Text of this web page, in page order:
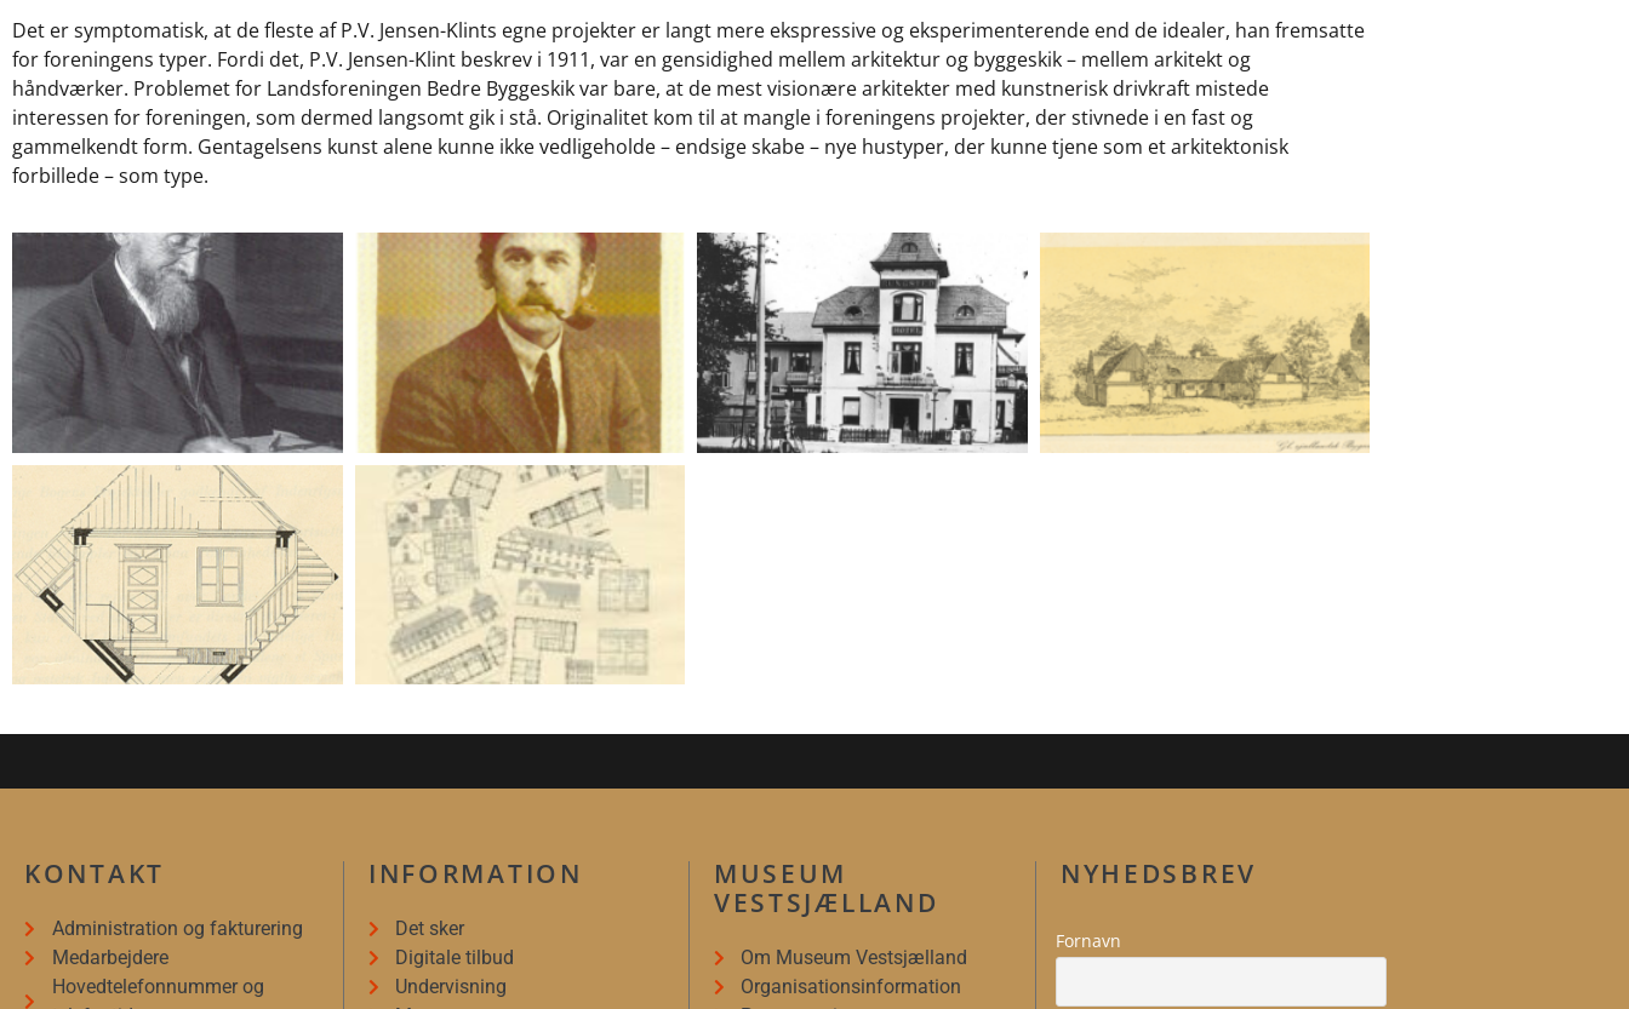
Det er symptomatisk, at de fleste af P.V. Jensen-Klints egne projekter er langt mere ekspressive og eksperimenterende end de idealer, han fremsatte
for foreningens typer. Fordi det, P.V. Jensen-Klint beskrev i 1911, var en gensidighed mellem arkitektur og byggeskik – mellem arkitekt og
håndværker. Problemet for Landsforeningen Bedre Byggeskik var bare, at de mest visionære arkitekter med kunstnerisk drivkraft mistede
interessen for foreningen, som dermed langsomt gik i stå. Originalitet kom til at mangle i foreningens projekter, der stivnede i en fast og
gammelkendt form. Gentagelsens kunst alene kunne ikke vedligeholde – endsige skabe – nye hustyper, der kunne tjene som et arkitektonisk
forbillede – som type.
KONTAKT
Administration og fakturering
Medarbejdere
Hovedtelefonnummer og
INFORMATION
Det sker
Digitale tilbud
Undervisning
MUSEUM
VESTSJÆLLAND
Om Museum Vestsjælland
Organisationsinformation
NYHEDSBREV
Fornavn